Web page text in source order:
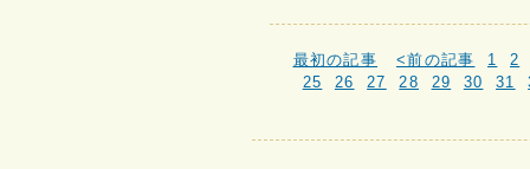
最初の記事 <前の記事 1
2
25
26 27 28 29 30 31